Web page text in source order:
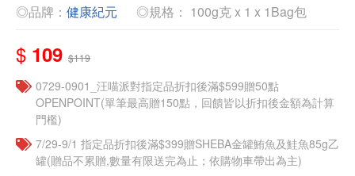
◎品牌： 健康紀元 ◎規格： 100g克 x 1 x 1Bag包
$ 109 $119
0729-0901_汪喵派對指定品折扣後滿$599贈50點
OPENPOINT(單筆最高贈150點，回饋皆以折扣後金額為計算
門檻)
7/29-9/1 指定品折扣後滿$399贈SHEBA金罐鮪魚及鮭魚85g乙
罐(贈品不累贈,數量有限送完為止；依購物車帶出為主)